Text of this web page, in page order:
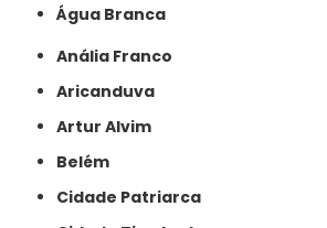
Água Branca
Anália Franco
Aricanduva
Artur Alvim
Belém
Cidade Patriarca